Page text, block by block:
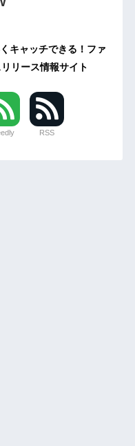
キャッチできる！ファ
リース情報サイト
RSS